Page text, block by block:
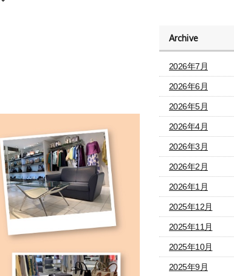
Archive
2026年7月
2026年6月
2026年5月
2026年4月
2026年3月
2026年2月
2026年1月
2025年12月
2025年11月
2025年10月
2025年9月